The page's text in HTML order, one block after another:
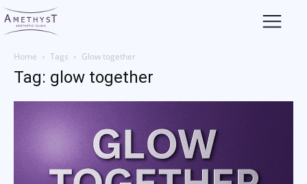
Home Tags Glow together
Tag: glow together